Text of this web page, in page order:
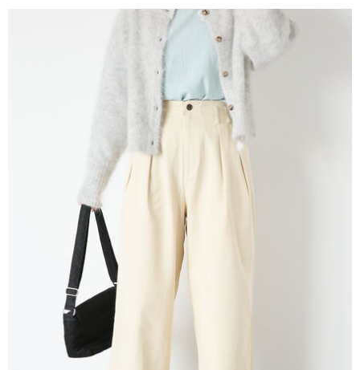
流程，驗證手機門號後，選擇欲分期的期數、繳款截止日，確認付款後即完
3.實際核准額度、可分期數及費用金額請依後續交易確認頁面所載為準。
4.訂單成立30分鐘內，如未前往確認交易或遇審核未通過，訂單將自動取
消。如遇「轉專審核」未通過狀況，表示未達大哥付你分期系統評分，恕無
1.分期款項不併入電信帳單，「大哥付你分期」於每月結算日後寄送繳費提
2.透過簡訊連結打開帳單後，可選擇「超商條碼／台灣大直營門市／銀行轉
帳／街口支付／iPASS MONEY」等通路繳費。
1.本服務係由「台灣大哥大股份有限公司」（以下簡稱本公司）所提供，讓
用戶於交易時，得透過本服務購買商品或服務，並由商店將買賣／分期付款
買賣價金債權讓與本公司後，依約使用本公司帳單繳交帳款。
2.基於同意付款使用「大哥付你分期」之契約關係目的，商店將以您的個人
資料（包含姓名、電話或地址）提供予台灣大哥大進項蒐集、處理及利用，
由本公司與您本人進行分期帳單所需資料之確認、核對及更正。
3.完整用戶服務條款，請詳閱以下連結：
１．簡單：不需註冊會員、不需綁卡、不需儲值。
２．便利：只要手機號碼，簡訊認證，即可結帳。
３．安心：先確認商品／服務後，再付款。
【「AFTEE先享後付」結帳流程】
１．於結帳方式選擇「AFTEE先享後付」後，將跳轉至「AFTEE先享後付」
結帳頁面，進行簡訊認證並確認金額後，即可完成結帳。
２．訂單成立數日內，您將收到繳費通知簡訊。
３．收到繳費通知簡訊後14天內，點擊此簡訊中的連結，可透過四大超商／
ATM／網路銀行／等多元方式進行付款，方視為交易完成。
※ 請注意：結帳手續完成當下不需立刻繳費，但若您需要取消訂單，請聯絡
購買商品的店家。未經商家同意取消之訂單仍視為有效，需透過AFTEE先享
後付繳納相關費用。
※ 交易是否成功請以「AFTEE先享後付 」之結帳頁面顯示為準，若有關於
是否繳費成功／繳費後需取消欲退款等相關疑問，請聯繫「AFTEE先享後付
客戶支援中心」
https://netprotections.freshdesk.com/support/home
【注意事項】
１．透過由恩沛科技股份有限公司提供之「AFTEE先享後付」服務完成之交
易，需依本服務之必要範圍內提供個人資料，並將交易相關給付款項請求債
權轉讓予恩沛科技股份有限公司。
２．關於個人資料處理事宜，請瀏覽以下網址：
每筆NT$60，滿NT$1,500(含以上)免運費
每筆NT$60，滿NT$1,500(含以上)免運費
每筆NT$60，滿NT$1,500(含以上)免運費
萊爾富純取貨
每筆NT$60，滿NT$1,500(含以上)免運費
7-11取貨付款
每筆NT$60，滿NT$1,500(含以上)免運費
7-11純取貨